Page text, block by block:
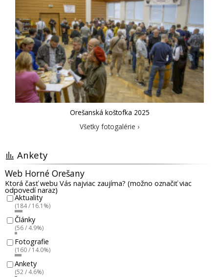
Orešanská koštofka 2025
Všetky fotogalérie ›
Ankety
Web Horné Orešany
Ktorá časť webu Vás najviac zaujíma? (možno označiť viac
odpovedí naraz)
Aktuality
(184 / 16.1%)
Články
(56 / 4.9%)
Fotografie
(160 / 14.0%)
Ankety
(52 / 4.6%)